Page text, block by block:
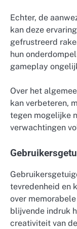
Echter, de
kan deze
gefrustreerd
hun
gameplay
Over het
kan verbeteren,
tegen mogelijke
verwachtingen
tevredenheid en
over
blijvende indruk
creativiteit van